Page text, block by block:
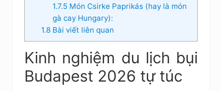
1.7.5Món Csirke Paprikás (hay là món
gà cay Hungary):
1.8Bài viết liên quan
Kinh nghiệm du lịch bụi
Budapest 2026 tự túc